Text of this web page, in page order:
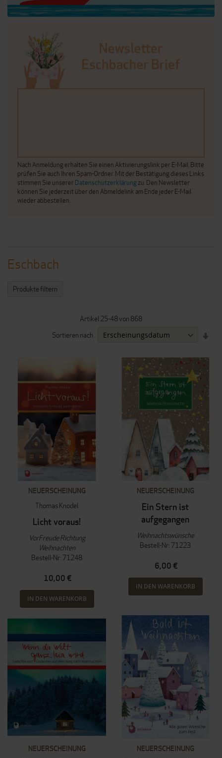
Nach Anmeldung erhalten Sie einen Aktivierungslink per E-Mail. Bitte
prüfen Sie auch Ihren Spam-Ordner. Mit der Bestätigung dieses Links
stimmen Sie unserer Datenschutzerklärungzu. Den Newsletter
können Sie jederzeit über den Abmeldelink am Ende jeder E-Mail
wieder abbestellen.
Eschbach
Artikel25-48von 868
Sortieren nach
NEUERSCHEINUNG
Thomas Knodel
Licht voraus!
VorFreude Richtung
Weihnachten
Bestell-Nr: 71248
10,00 €
IN DEN WARENKORB
NEUERSCHEINUNG
Ein Stern ist
aufgegangen
Weihnachtswünsche
Bestell-Nr: 71223
6,00 €
IN DEN WARENKORB
NEUERSCHEINUNG NEUERSCHEINUNG
Produkte filtern